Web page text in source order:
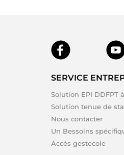
SERVICE
Solution EPI DDFPT
Solution tenue de
Nous contacter
Un Bessoins
Accès gestecole